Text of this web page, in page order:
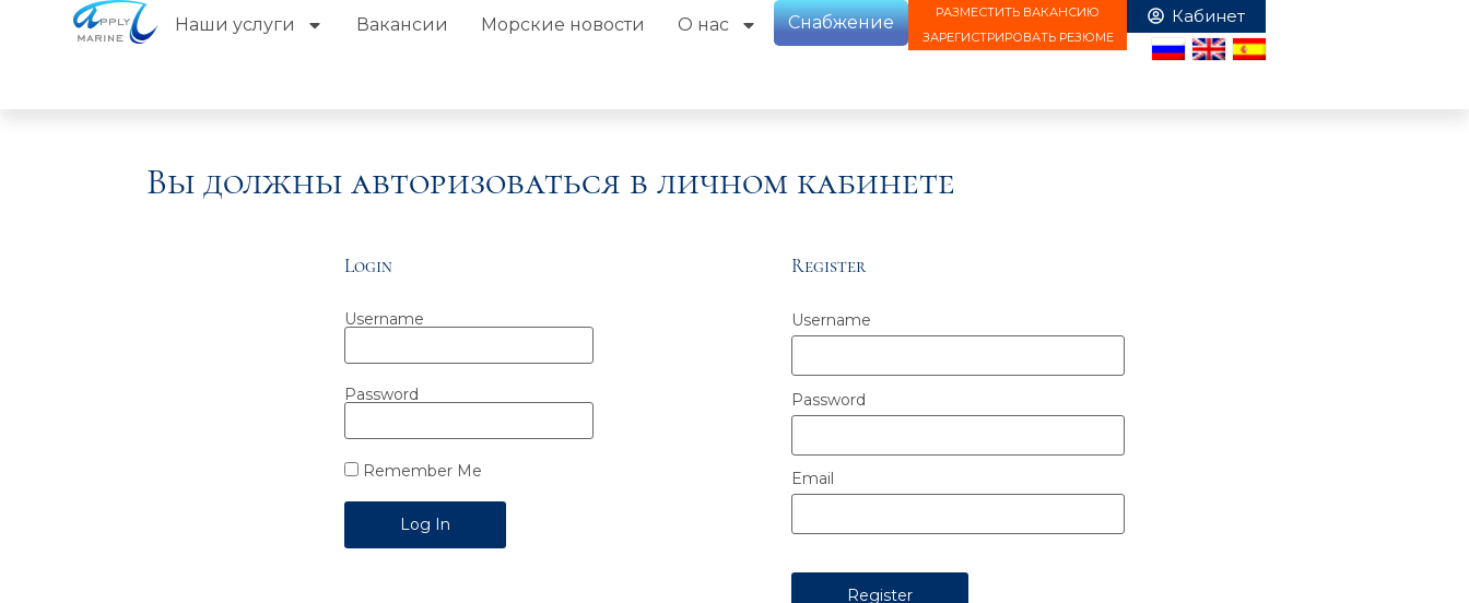
Наши услуги Вакансии Морские новости О нас Снабжение
РАЗМЕСТИТЬ ВАКАНСИЮ
ЗАРЕГИСТРИРОВАТЬ РЕЗЮМЕ
Вы должны авторизоваться в личном кабинете
Login
Username
Password
Remember Me
Register
Username
Password
Email